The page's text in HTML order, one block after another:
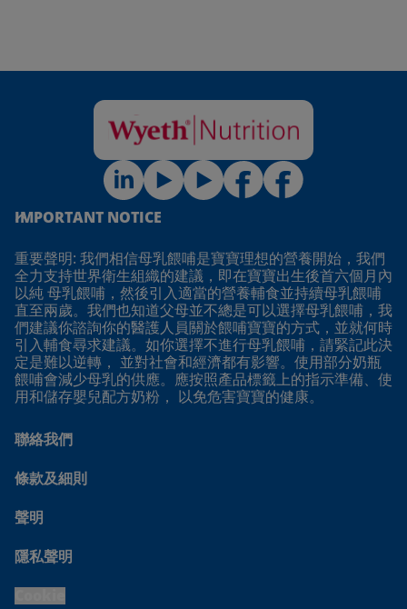
IMPORTANT NOTICE
重要聲明: 我們相信母乳餵哺是寶寶理想的營養開始，我們
全力支持世界衛生組織的建議，即在寶寶出生後首六個月內
以純 母乳餵哺，然後引入適當的營養輔食並持續母乳餵哺
直至兩歲。我們也知道父母並不總是可以選擇母乳餵哺，我
們建議你諮詢你的醫護人員關於餵哺寶寶的方式，並就何時
引入輔食尋求建議。如你選擇不進行母乳餵哺，請緊記此決
定是難以逆轉， 並對社會和經濟都有影響。使用部分奶瓶
餵哺會減少母乳的供應。應按照產品標籤上的指示準備、使
用和儲存嬰兒配方奶粉， 以免危害寶寶的健康。
聯絡我們
條款及細則
聲明
隱私聲明